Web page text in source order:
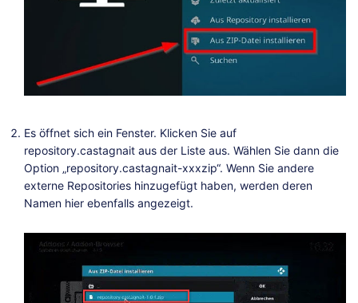
Es öffnet sich ein Fenster. Klicken Sie auf
repository.castagnait aus der Liste aus. Wählen Sie dann die
Option „repository.castagnait-xxxzip“. Wenn Sie andere
externe Repositories hinzugefügt haben, werden deren
Namen hier ebenfalls angezeigt.